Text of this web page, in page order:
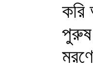
করি
পুরুষ